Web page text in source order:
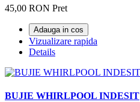
45,00 RON Pret
Adauga in cos
Vizualizare rapida
Details
BUJIE WHIRLPOOL INDESIT